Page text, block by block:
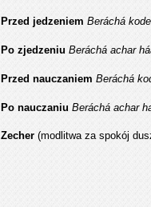
Przed jedzeniem Beráchá
Po zjedzeniu Beráchá achar
Przed nauczaniem Beráchá
Po nauczaniu Beráchá achar
Zecher (modlitwa za spokój